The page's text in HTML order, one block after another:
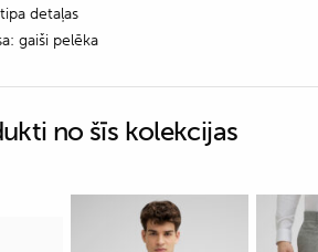
detaļas
gaiši pelēka
no šīs kolekcijas